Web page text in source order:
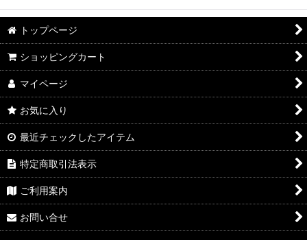
トップページ
ショッピングカート
マイページ
お気に入り
最近チェックしたアイテム
特定商取引法表示
ご利用案内
お問い合せ